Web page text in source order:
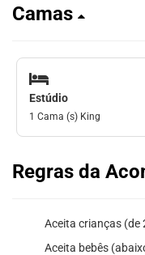
Camas
Estúdio
1 Cama (s) King
Regras da
Aceita crianças (de
Aceita bebês